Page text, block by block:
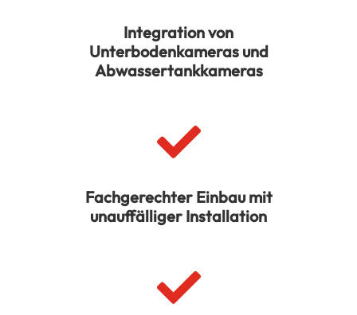
Integration von
Unterbodenkameras und
Abwassertankkameras

Fachgerechter Einbau mit
unauffälliger Installation
